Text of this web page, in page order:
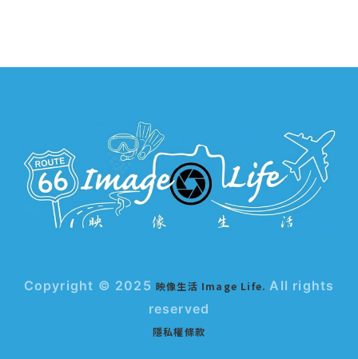
Copyright © 2025 映像生活 Image Life. All rights
reserved
隱私權條款